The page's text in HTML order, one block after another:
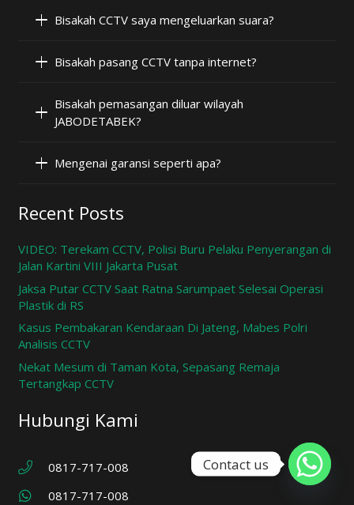
Bisakah CCTV saya mengeluarkan suara?
Bisakah pasang CCTV tanpa internet?
Bisakah pemasangan diluar wilayah
JABODETABEK?
Mengenai garansi seperti apa?
Recent Posts
VIDEO: Terekam CCTV, Polisi Buru Pelaku Penyerangan di
Jalan Kartini VIII Jakarta Pusat
Jaksa Putar CCTV Saat Ratna Sarumpaet Selesai Operasi
Plastik di RS
Kasus Pembakaran Kendaraan Di Jateng, Mabes Polri
Analisis CCTV
Nekat Mesum di Taman Kota, Sepasang Remaja
Tertangkap CCTV
Hubungi Kami
0817-717-008
0817-717-008
Contact us